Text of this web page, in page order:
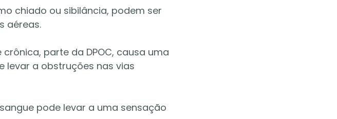
chiado ou sibilância, podem ser
aéreas.
crônica, parte da DPOC, causa uma
levar a obstruções nas vias
pode levar a uma sensação